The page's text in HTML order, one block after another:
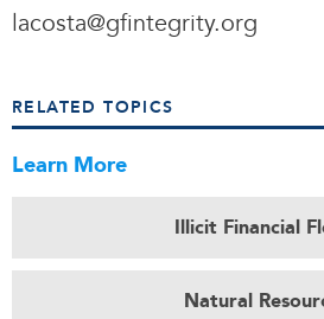
lacosta@gfintegrity.org
RELATED TOPICS
Learn More
Illicit Financial
Natural